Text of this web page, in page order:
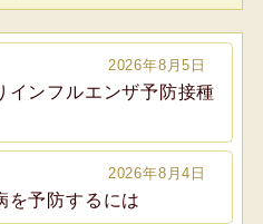
2026年8月5日
インフルエンザ予防接種
2026年8月4日
を予防するには